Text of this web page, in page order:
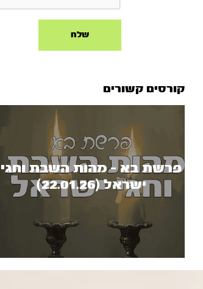
קורסים קשורים
פרשת בא - מהות השבת וחגי
ישראל (22.01.26)